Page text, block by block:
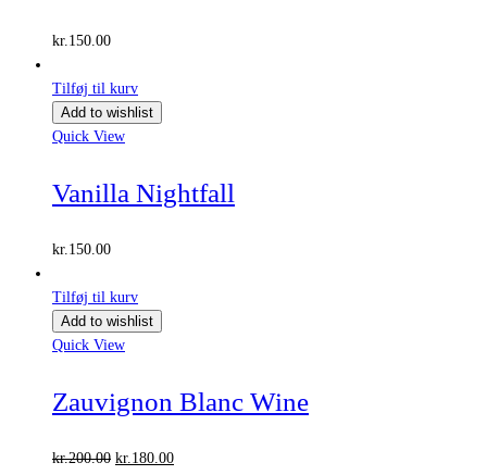
kr. 150.00
Tilføj til kurv
Add to wishlist
Quick View
Vanilla Nightfall
kr. 150.00
Tilføj til kurv
Add to wishlist
Quick View
Zauvignon Blanc Wine
kr.200.00 Den
kr. 180.00Den